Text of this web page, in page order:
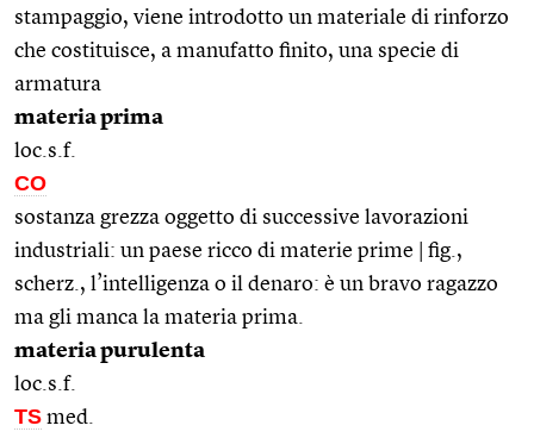
stampaggio, viene introdotto un materiale di rinforzo
che costituisce, a manufatto finito, una specie di
armatura
materia prima
loc.s.f.
CO
sostanza grezza oggetto di successive lavorazioni
industriali: un paese ricco di materie prime | fig.,
scherz., l’intelligenza o il denaro: è un bravo ragazzo
ma gli manca la materia prima.
materia purulenta
loc.s.f.
TS med.